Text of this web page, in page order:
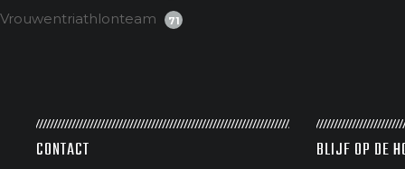
Vrouwentriathlonteam 71
CONTACT BLIJF OP DE